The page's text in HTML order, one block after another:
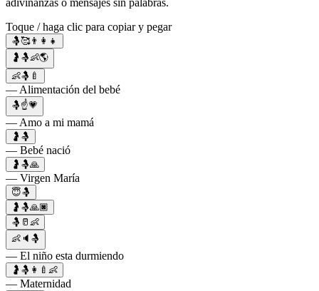
adivinanzas o mensajes sin palabras.
Toque / haga clic para copiar y pegar
🤱🥰👨‍👩‍👧
🤰🤱👶🌎
👶🤱🍼
— Alimentación del bebé
🤱☝️💗
— Amo a mi mamá
🤰🤱
— Bebé nació
🤰🤱🙏
— Virgen María
😇🤱
🤰🤱🙏🏿
🤱🥛👶
👶🔈🤱
— El niño esta durmiendo
🤰🤱👩‍🍼👶
— Maternidad